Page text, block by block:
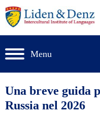
Menu
Una breve guida
Russia nel 2026